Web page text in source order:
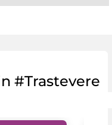
#Trastevere